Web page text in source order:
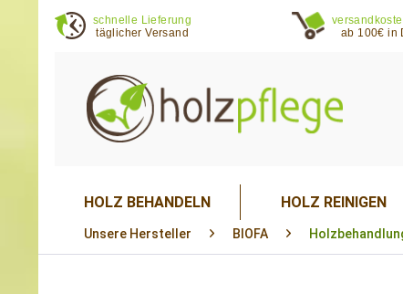
schnelle Lieferung
täglicher Versand
ab 100€ in
HOLZ BEHANDELN HOLZ REINIGEN
Unsere Hersteller BIOFA